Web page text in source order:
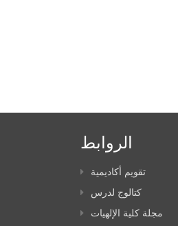
الروابط
تقويم أكاديمية
كتالوج لدرس
مجلة كلية الإلهيات